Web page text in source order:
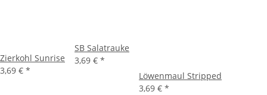
Zierkohl Sunrise
3,69 € *
SB Salatrauke
3,69 € *
Löwenmaul Stripped
3,69 € *